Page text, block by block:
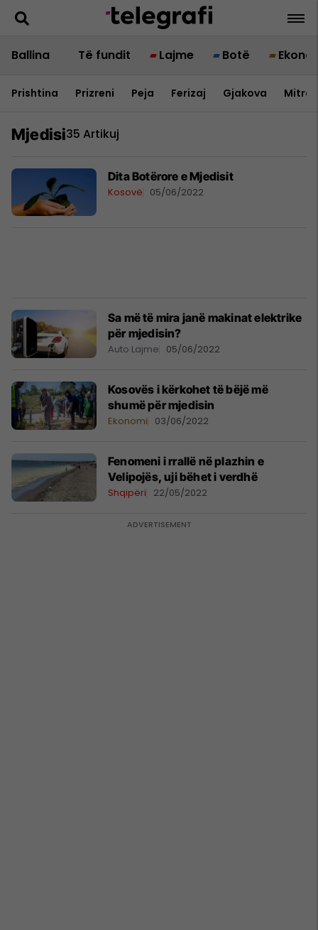
Ballina Të fundit Lajme Botë
Prishtina Prizreni Peja Ferizaj Gjakova
Mjedisi35 Artikuj
Dita Botërore e Mjedisit
Kosovë 05/06/2022
Sa më të mira janë makinat elektrike
për mjedisin?
Auto Lajme 05/06/2022
Kosovës i kërkohet të bëjë më
shumë për mjedisin
Ekonomi 03/06/2022
Fenomeni i rrallë në plazhin e
Velipojës, uji bëhet i verdhë
Shqipëri 22/05/2022